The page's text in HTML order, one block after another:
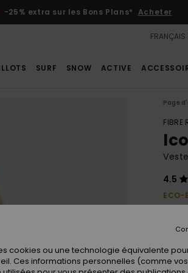
-25% extra sur les Bons Plans* Acheter
FRANÇAIS
SURF SNOW ACTIVE
Page
FIBRE
4.5
ECO-
cookies ou une technologie équivalente
Ces informations personnelles (comme